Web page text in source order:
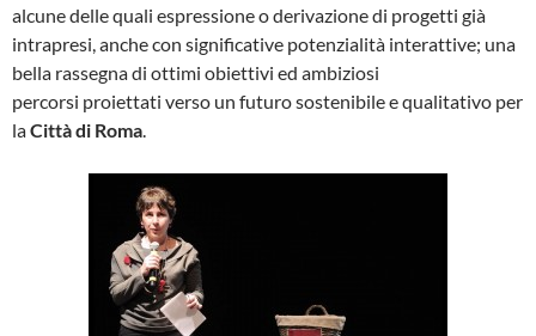
alcune delle quali espressione o derivazione di progetti già
intrapresi, anche con significative potenzialità interattive; una
bella rassegna di ottimi obiettivi ed ambiziosi
percorsi proiettati verso un futuro sostenibile e qualitativo per
laCittà di Roma.